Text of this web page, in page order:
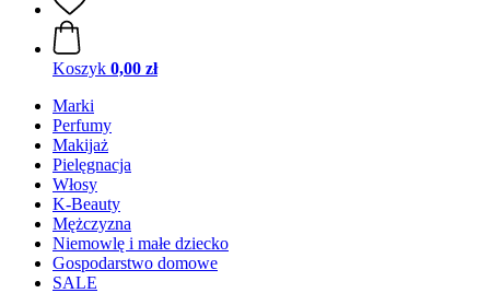
Koszyk 0,00 zł
Marki
Perfumy
Makijaż
Pielęgnacja
Włosy
K-Beauty
Mężczyzna
Niemowlę i małe dziecko
Gospodarstwo domowe
SALE